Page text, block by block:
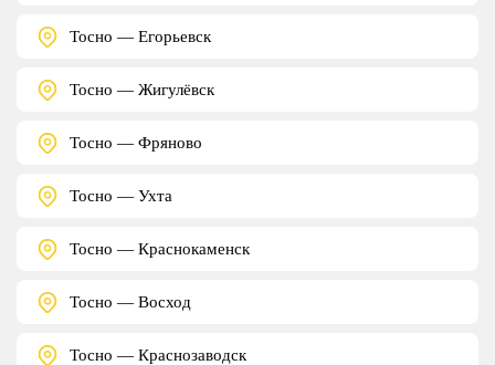
Тосно — Егорьевск
Тосно — Жигулёвск
Тосно — Фряново
Тосно — Ухта
Тосно — Краснокаменск
Тосно — Восход
Тосно — Краснозаводск